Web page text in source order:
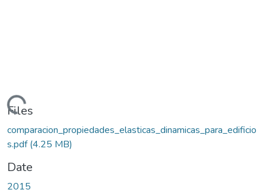
Loading...
Files
comparacion_propiedades_elasticas_dinamicas_para_edificio
s.pdf(4.25 MB)
Date
2015